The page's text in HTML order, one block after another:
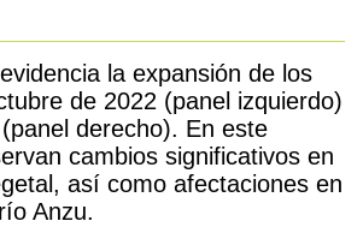
la expansión de los
de 2022 (panel izquierdo)
derecho). En este
cambios significativos en
así como afectaciones en
Anzu.